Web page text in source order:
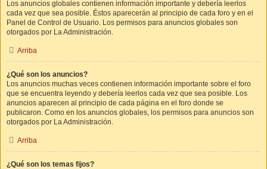
Los anuncios globales contienen información importante y debería leerlos
cada vez que sea posible. Éstos aparecerán al principio de cada foro y en el
Panel de Control de Usuario. Los permisos para anuncios globales son
otorgados por La Administración.
Arriba
¿Qué son los anuncios?
Los anuncios muchas veces contienen información importante sobre el foro
que se encuentra leyendo y debería leerlos cada vez que sea posible. Los
anuncios aparecen al principio de cada página en el foro donde se
publicaron. Como en los anuncios globales, los permisos para anuncios son
otorgados por La Administración.
Arriba
¿Qué son los temas fijos?